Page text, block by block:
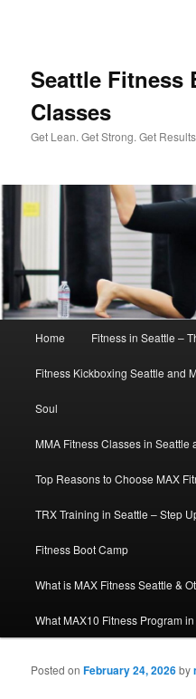
Seattle Fitness
Classes
Get Lean. Get Strong. Get
Skip to primary content
Skip to secondary content
Home Fitness in Seattle –
Fitness Kickboxing Seattle and
Soul
MMA Fitness Classes in Seattle
Top Reasons to Choose MAX
TRX Training in Seattle – Step
Fitness Boot Camp
What is MAX Fitness Seattle &
What MAX10 Fitness Program
Posted onFebruary 24, 2026by